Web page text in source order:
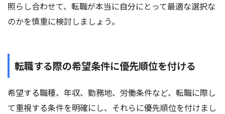
照らし合わせて、転職が本当に自分にとって最適な選択な
のかを慎重に検討しましょう。
転職する際の希望条件に優先順位を付ける
希望する職種、年収、勤務地、労働条件など、転職に際し
て重視する条件を明確にし、それらに優先順位を付けまし